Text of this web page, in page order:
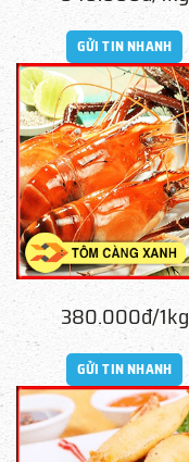
GỬI TIN NHANH
380.000đ/1kg
GỬI TIN NHANH